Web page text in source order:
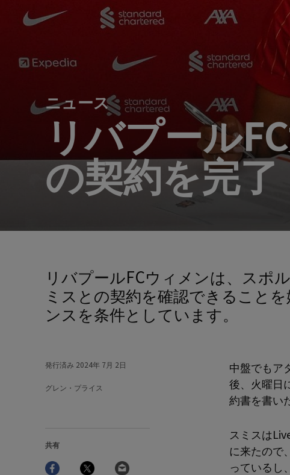
ニュース
リバプール
の契約を完了
発行済み 2024年 7月 2日
グレン・プライス
共有
Facebook Twitter
リバプールFCウィメンは、スポルティングCPのカナダ代表オリビア・ス
ミスとの契約を確認できること
ンスを条件としています。
中盤でもア
後、火曜日
約書を書い
スミスは
に来たので
っているし